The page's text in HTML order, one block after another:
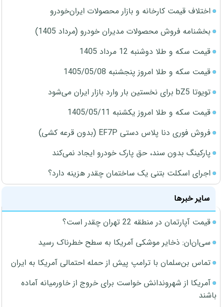
اختلاف قیمت کارخانه و بازار محصولات ایران‌خودرو
بخشنامه فروش محصولات مدیران خودرو (مرداد 1405)
قیمت سکه و طلا دوشنبه 12 مرداد 1405
قیمت سکه و طلا امروز پنجشنبه 1405/05/08
تویوتا bZ5 برای نخستین بار وارد بازار ایران می‌شود
قیمت سکه و طلا امروز یکشنبه 1405/05/11
فروش فوری دنا پلاس دستی EF7P (بدون قرعه کشی)
پارکینگ بدون سند، حق پارک خودرو ایجاد نمی‌کند
اجرای اسکلت بتنی یک ساختمان چقدر هزینه دارد؟
سایر خبرها
قیمت آپارتمان در منطقه 22 تهران چقدر است؟
سی‌ان‌ان: ذخایر موشکی آمریکا به سطح خطرناک رسید
تماس بن‌سلمان با ترامپ پیش از حمله احتمالی آمریکا به ایران
آمریکا از شهروندانش خواست برای خروج از خاورمیانه آماده
باشند